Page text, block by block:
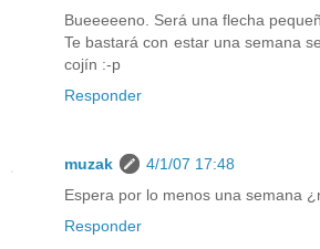
Bueeeeeno. Será una flecha
Te bastará con estar una semana
cojín :-p
Responder
muzak
4/1/07 17:48
Espera por lo menos una semana
Responder